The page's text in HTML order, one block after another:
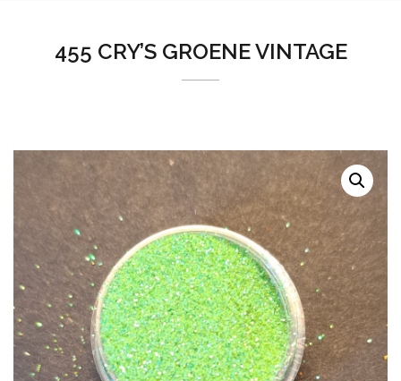
455 CRY’S GROENE VINTAGE